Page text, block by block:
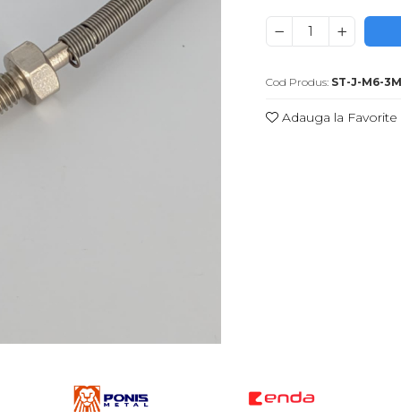
Cod Produs: ST-J-M6-
Adauga la Favorite